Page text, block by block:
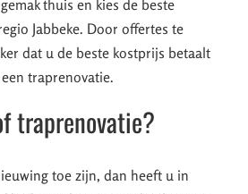
thuis en kies de beste
Jabbeke. Door offertes te
dat u de beste kostprijs betaalt
traprenovatie.
traprenovatie?
toe zijn, dan heeft u in